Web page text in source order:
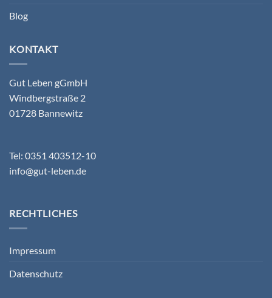
Blog
KONTAKT
Gut Leben gGmbH
Windbergstraße 2
01728 Bannewitz
Tel: 0351 403512-10
info@gut-leben.de
RECHTLICHES
Impressum
Datenschutz